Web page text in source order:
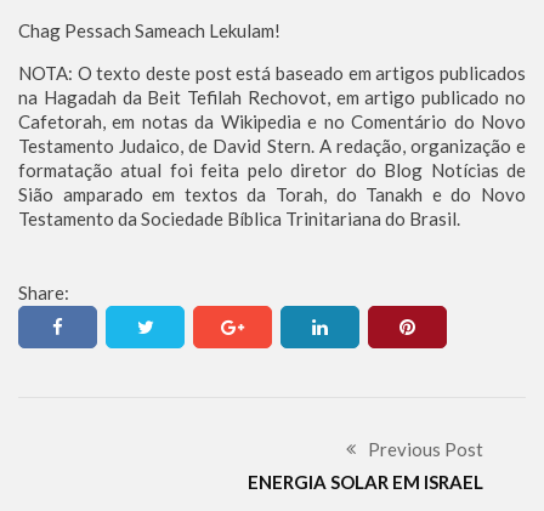
Chag Pessach Sameach Lekulam!
NOTA: O texto deste post está baseado em artigos publicados
na Hagadah da Beit Tefilah Rechovot, em artigo publicado no
Cafetorah, em notas da Wikipedia e no Comentário do Novo
Testamento Judaico, de David Stern. A redação, organização e
formatação atual foi feita pelo diretor do Blog Notícias de
Sião amparado em textos da Torah, do Tanakh e do Novo
Testamento da Sociedade Bíblica Trinitariana do Brasil.
Share:
Previous Post
ENERGIA SOLAR EM ISRAEL